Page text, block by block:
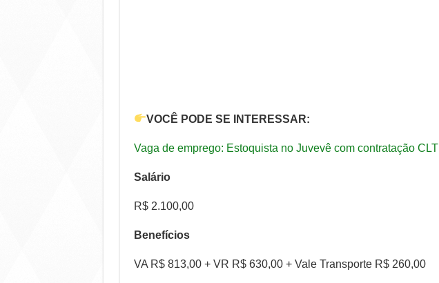
VOCÊ PODE SE INTERESSAR:
Vaga de emprego: Estoquista no Juvevê com contratação CLT
Salário
R$ 2.100,00
Benefícios
VA R$ 813,00 + VR R$ 630,00 + Vale Transporte R$ 260,00